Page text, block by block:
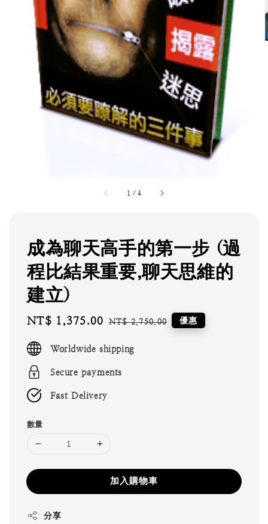
1 /4
成為聊天高手的第一步 (過
程比結果重要,聊天思維的
建立)
Sale
NT$ 1,375.00 Regular
NT$ 2,750.00 優惠
Worldwide shipping
Secure payments
Fast Delivery
數量
加入購物車
分享